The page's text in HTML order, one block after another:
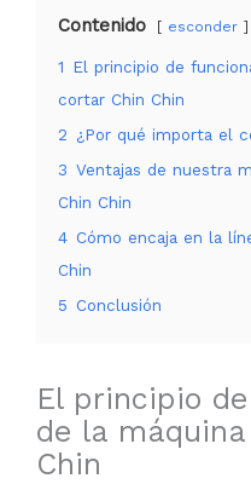
Contenido esconder
1 El principio de
cortar Chin Chin
2 ¿Por qué importa el
3 Ventajas de nuestra
Chin Chin
4 Cómo encaja en la
Chin
5 Conclusión
El principio
de la
Chin